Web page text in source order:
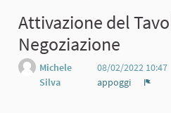
Attivazione del
Negoziazione
Michele
Silva
08/02/2022 10:47
appoggi